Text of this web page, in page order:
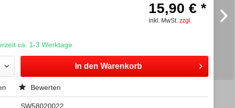
15,90 € *
inkl. MwSt.zzgl.
ca. 1-3 Werktage
In den Warenkorb
Bewerten
SW58020022